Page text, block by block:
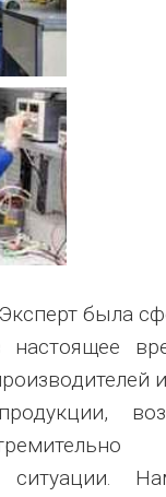
была
ситуации.